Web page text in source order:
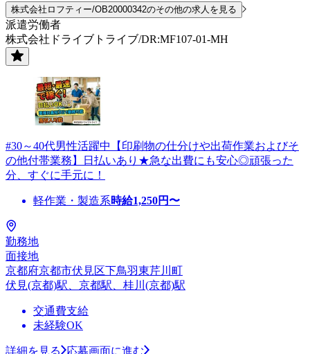
株式会社ロフティー/OB20000342のその他の求人を見る
派遣労働者
株式会社ドライブトライブ/DR:MF107-01-MH
#30～40代男性活躍中【印刷物の仕分けや出荷作業およびそ
の他付帯業務】日払いあり★急な出費にも安心◎頑張った
分、すぐに手元に！
軽作業・製造系時給1,250円〜
勤務地
面接地
京都府京都市伏見区下鳥羽東芹川町
伏見(京都)駅、京都駅、桂川(京都)駅
交通費支給
未経験OK
詳細を見る
応募画面に進む